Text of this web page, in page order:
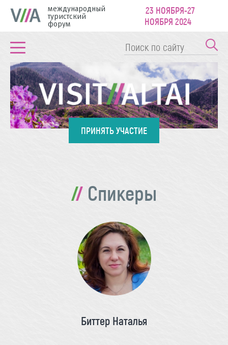
международный
туристский
форум
23 НОЯБРЯ-27
НОЯБРЯ 2024
ПРИНЯТЬ УЧАСТИЕ
Спикеры
Биттер Наталья